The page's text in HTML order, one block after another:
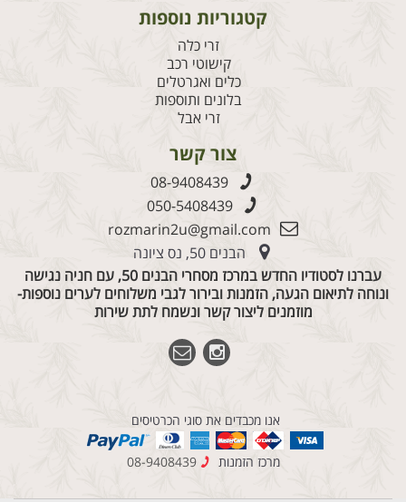
קטגוריות נוספות
זרי כלה
קישוטי רכב
כלים ואגרטלים
בלונים ותוספות
זרי אבל
צור קשר
08-9408439
050-5408439
rozmarin2u@gmail.com
הבנים 50, נס ציונה
עברנו לסטודיו החדש במרכז מסחרי הבנים 50, עם חניה נגישה
ונוחה לתיאום הגעה, הזמנות ובירור לגבי משלוחים לערים נוספות-
מוזמנים ליצור קשר ונשמח לתת שירות
אנו מכבדים את סוגי הכרטיסים
מרכז הזמנות 08-9408439